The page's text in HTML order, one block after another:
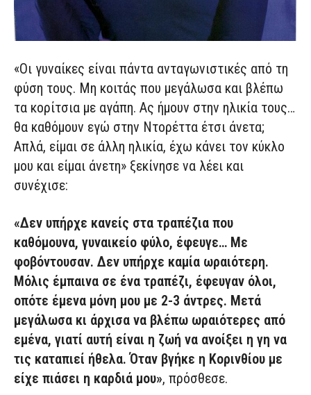
«Οι γυναίκες είναι πάντα ανταγωνιστικές από τη
φύση τους. Μη κοιτάς που μεγάλωσα και βλέπω
τα κορίτσια με αγάπη. Ας ήμουν στην ηλικία τους…
θα καθόμουν εγώ στην Ντορέττα έτσι άνετα;
Απλά, είμαι σε άλλη ηλικία, έχω κάνει τον κύκλο
μου και είμαι άνετη» ξεκίνησε να λέει και
συνέχισε:
«Δεν υπήρχε κανείς στα τραπέζια που
καθόμουνα, γυναικείο φύλο, έφευγε… Mε
φοβόντουσαν. Δεν υπήρχε καμία ωραιότερη.
Μόλις έμπαινα σε ένα τραπέζι, έφευγαν όλοι,
οπότε έμενα μόνη μου με 2-3 άντρες. Μετά
μεγάλωσα κι άρχισα να βλέπω ωραιότερες από
εμένα, γιατί αυτή είναι η ζωή να ανοίξει η γη να
τις καταπιεί ήθελα. Όταν βγήκε η Κορινθίου με
είχε πιάσει η καρδιά μου», πρόσθεσε.